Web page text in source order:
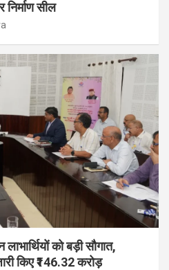
निर्माण सील
को बड़ी सौगात,
किए ₹146.32 करोड़